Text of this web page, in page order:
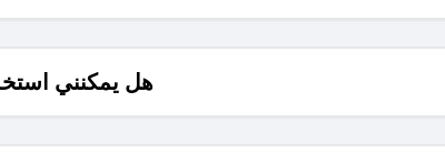
هل يمكنني